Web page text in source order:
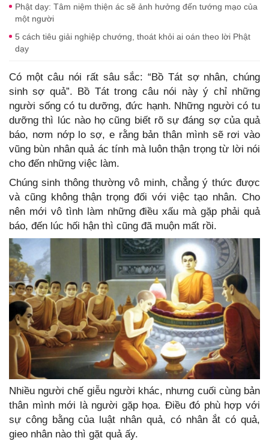
Phật dạy: Tâm niệm thiện ác sẽ ảnh hưởng đến tướng mạo của
một người
5 cách tiêu giải nghiệp chướng, thoát khỏi ai oán theo lời Phật
dạy
Có một câu nói rất sâu sắc: “Bồ Tát sợ nhân, chúng
sinh sợ quả”. Bồ Tát trong câu nói này ý chỉ những
người sống có tu dưỡng, đức hạnh. Những người có tu
dưỡng thì lúc nào họ cũng biết rõ sự đáng sợ của quả
báo, nơm nớp lo sợ, e rằng bản thân mình sẽ rơi vào
vũng bùn nhân quả ác tính mà luôn thận trọng từ lời nói
cho đến những việc làm.
Chúng sinh thông thường vô minh, chẳng ý thức được
và cũng không thận trọng đối với việc tạo nhân. Cho
nên mới vô tình làm những điều xấu mà gặp phải quả
báo, đến lúc hối hận thì cũng đã muộn mất rồi.
Nhiều người chế giễu người khác, nhưng cuối cùng bản
thân mình mới là người gặp họa. Điều đó phù hợp với
sự công bằng của luật nhân quả, có nhân ắt có quả,
gieo nhân nào thì gặt quả ấy.